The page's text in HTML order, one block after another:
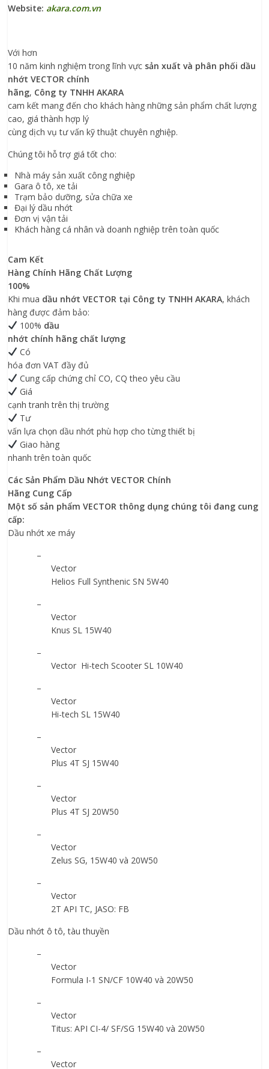
Website: akara.com.vn
Với hơn
10 năm kinh nghiệm trong lĩnh vực sản xuất và phân phối dầu
nhớt VECTOR chính
hãng, Công ty TNHH AKARA
cam kết mang đến cho khách hàng những sản phẩm chất lượng
cao, giá thành hợp lý
cùng dịch vụ tư vấn kỹ thuật chuyên nghiệp.
Chúng tôi hỗ trợ giá tốt cho:
Nhà máy sản xuất công nghiệp
Gara ô tô, xe tải
Trạm bảo dưỡng, sửa chữa xe
Đại lý dầu nhớt
Đơn vị vận tải
Khách hàng cá nhân và doanh nghiệp trên toàn quốc
Cam Kết
Hàng Chính Hãng Chất Lượng
100%
Khi mua dầu nhớt VECTOR tại Công ty TNHH AKARA, khách
hàng được đảm bảo:
100% dầu
nhớt chính hãng chất lượng
Có
hóa đơn VAT đầy đủ
Cung cấp chứng chỉ CO, CQ theo yêu cầu
Giá
cạnh tranh trên thị trường
Tư
vấn lựa chọn dầu nhớt phù hợp cho từng thiết bị
Giao hàng
nhanh trên toàn quốc
Các Sản Phẩm Dầu Nhớt VECTOR Chính
Hãng Cung Cấp
Một số sản phẩm VECTOR thông dụng chúng tôi đang cung
cấp:
Dầu nhớt xe máy
–
Vector
Helios Full Synthenic SN 5W40
–
Vector
Knus SL 15W40
–
Vector Hi-tech Scooter SL 10W40
–
Vector
Hi-tech SL 15W40
–
Vector
Plus 4T SJ 15W40
–
Vector
Plus 4T SJ 20W50
–
Vector
Zelus SG, 15W40 và 20W50
–
Vector
2T API TC, JASO: FB
Dầu nhớt ô tô, tàu thuyền
–
Vector
Formula I-1 SN/CF 10W40 và 20W50
–
Vector
Titus: API CI-4/ SF/SG 15W40 và 20W50
–
Vector